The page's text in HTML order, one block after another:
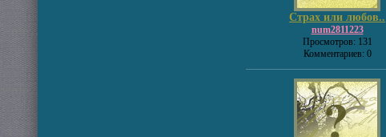
Страх или любов..
num2811223
Просмотров: 131
Комментариев: 0